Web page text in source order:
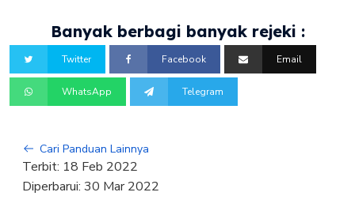
Banyak berbagi banyak rejeki :
Twitter Facebook Email
WhatsApp Telegram
Cari Panduan Lainnya
Terbit: 18 Feb 2022
Diperbarui: 30 Mar 2022